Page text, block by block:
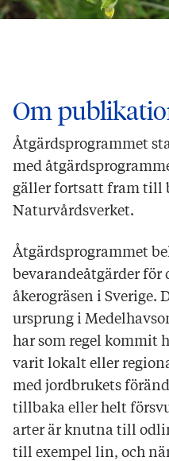
Om
Åtgärdsprogrammet
med
gäller fortsatt fram till
Naturvårdsverket.
Åtgärdsprogrammet
bevarandeåtgärder för
åkerogräsen i Sverige.
ursprung i
har som regel kommit
varit lokalt eller
med jordbrukets
tillbaka eller helt
arter är knutna till
till exempel lin, och